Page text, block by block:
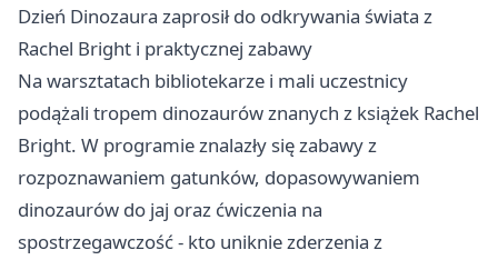
Dzień Dinozaura zaprosił do odkrywania świata z
Rachel Bright i praktycznej zabawy
Na warsztatach bibliotekarze i mali uczestnicy
podążali tropem dinozaurów znanych z książek Rachel
Bright. W programie znalazły się zabawy z
rozpoznawaniem gatunków, dopasowywaniem
dinozaurów do jaj oraz ćwiczenia na
spostrzegawczość - kto uniknie zderzenia z